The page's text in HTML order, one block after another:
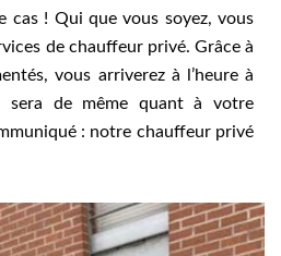
cas ! Qui que vous soyez, vous
de chauffeur privé. Grâce à
vous arriverez à l’heure à
sera de même quant à votre
: notre chauffeur privé